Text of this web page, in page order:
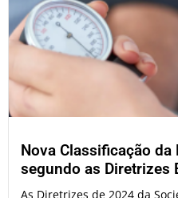
Nova Classificação
segundo as Diretrizes
As Diretrizes de 2024 da